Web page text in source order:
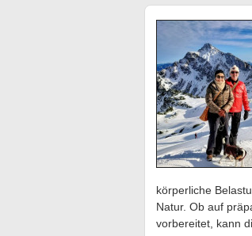
körperliche
Natur. Ob auf
vorbereitet, kann